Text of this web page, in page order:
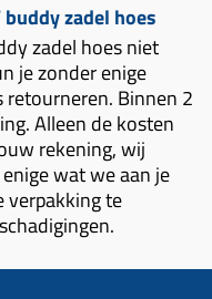
buddy zadel hoes
zadel hoes niet
je zonder enige
Binnen 2
Alleen de kosten
rekening, wij
wat we aan je
verpakking te